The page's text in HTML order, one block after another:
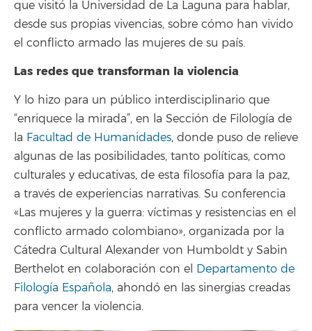
que visitó la Universidad de La Laguna para hablar,
desde sus propias vivencias, sobre cómo han vivido
el conflicto armado las mujeres de su país.
Las redes que transforman la violencia
Y lo hizo para un público interdisciplinario que
“enriquece la mirada”, en la Sección de Filología de
la Facultad de Humanidades, donde puso de relieve
algunas de las posibilidades, tanto políticas, como
culturales y educativas, de esta filosofía para la paz,
a través de experiencias narrativas. Su conferencia
«Las mujeres y la guerra: víctimas y resistencias en el
conflicto armado colombiano», organizada por la
Cátedra Cultural Alexander von Humboldt y Sabin
Berthelot en colaboración con el Departamento de
Filología Española, ahondó en las sinergias creadas
para vencer la violencia.